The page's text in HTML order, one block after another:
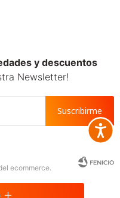
y descuentos
Newsletter!
Suscribirme